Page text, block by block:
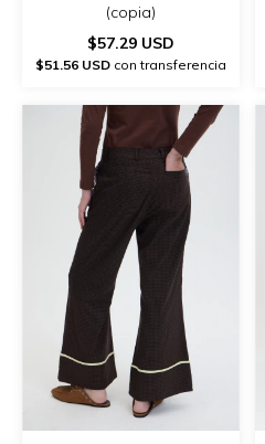
(copia)
$57.29 USD
$51.56 USD con transferencia